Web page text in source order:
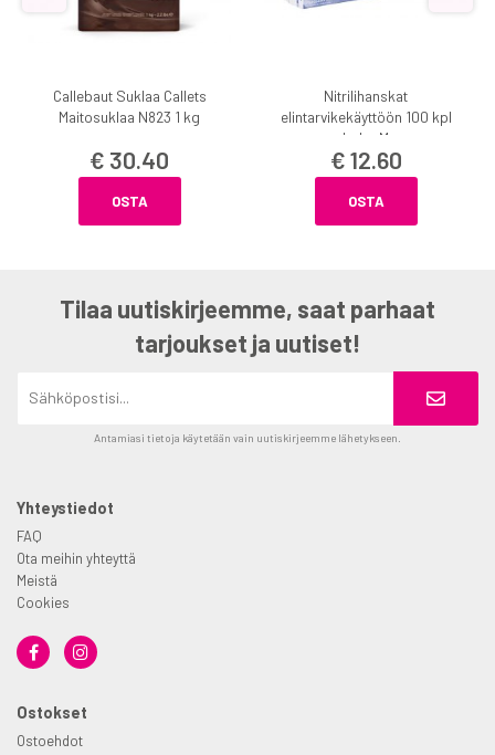
Callebaut Suklaa Callets
Maitosuklaa N823 1 kg
€ 30.40
OSTA
Nitrilihanskat
elintarvikekäyttöön 100 kpl
koko M
€ 12.60
OSTA
Tilaa uutiskirjeemme, saat parhaat
tarjoukset ja uutiset!
Antamiasi tietoja käytetään vain uutiskirjeemme lähetykseen.
Yhteystiedot
FAQ
Ota meihin yhteyttä
Meistä
Cookies
Ostokset
Ostoehdot